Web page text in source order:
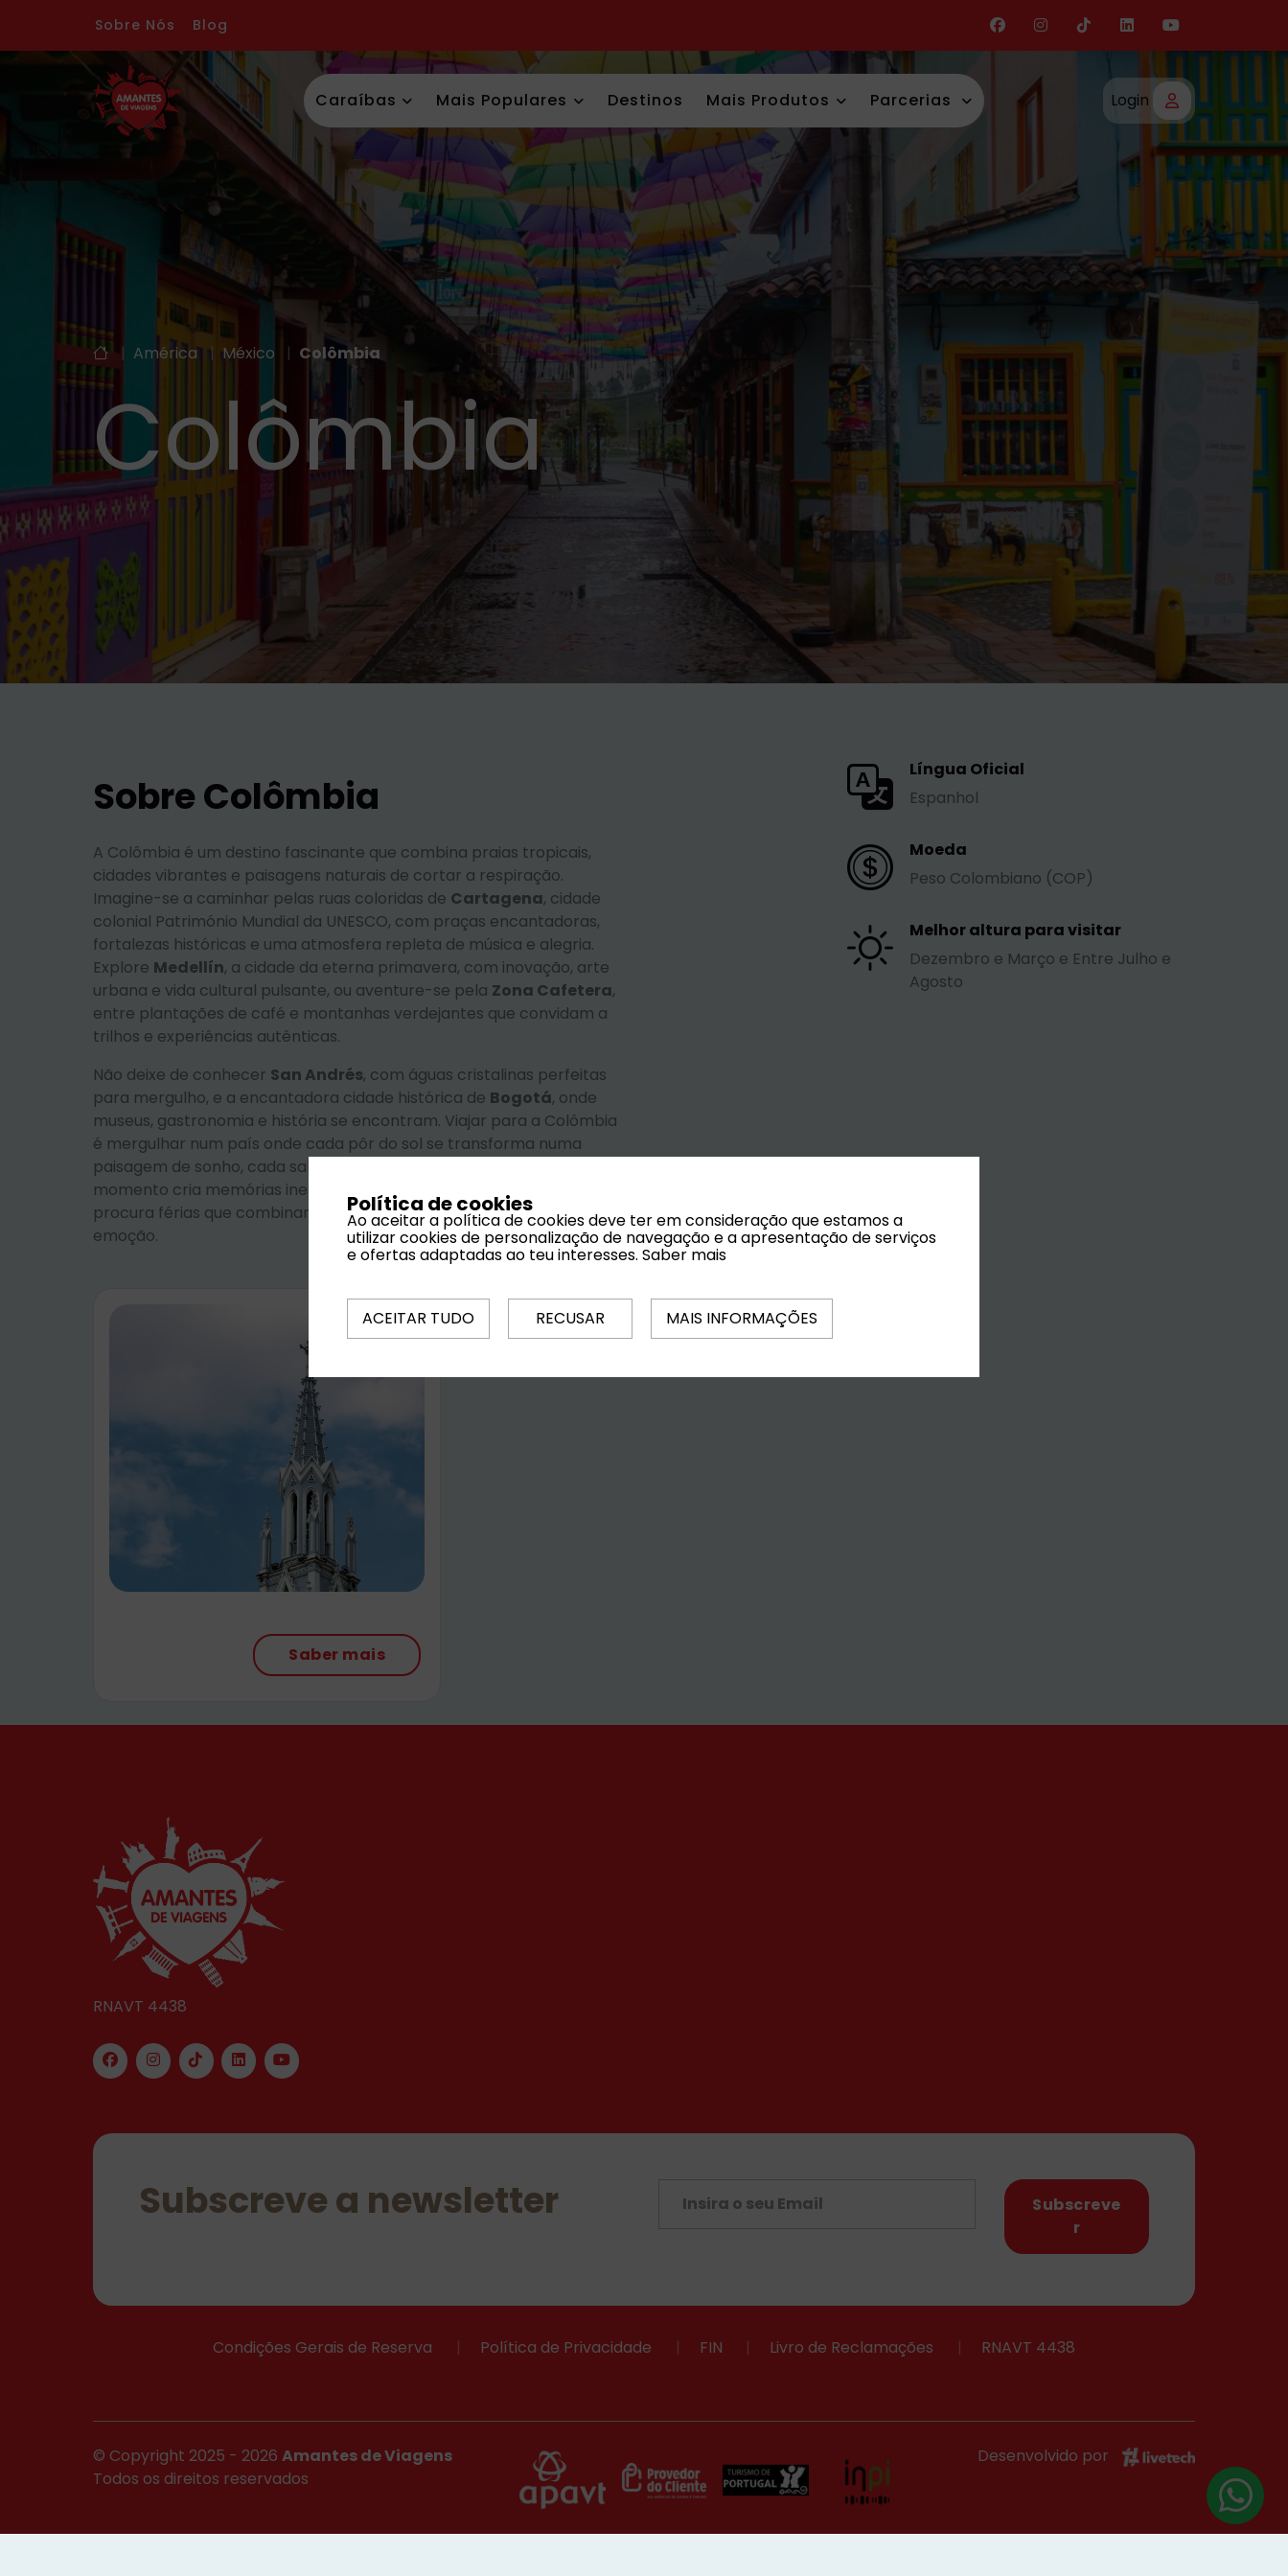
Sobre Nós Blog
Caraíbas Mais Populares Destinos Mais Produtos Parcerias Login
| América | México | Colômbia
Colômbia
Sobre Colômbia
A Colômbia é um destino fascinante que combina praias tropicais,
cidades vibrantes e paisagens naturais de cortar a respiração.
Imagine-se a caminhar pelas ruas coloridas de Cartagena, cidade
colonial Património Mundial da UNESCO, com praças encantadoras,
fortalezas históricas e uma atmosfera repleta de música e alegria.
Explore Medellín, a cidade da eterna primavera, com inovação, arte
urbana e vida cultural pulsante, ou aventure-se pela Zona Cafetera,
entre plantações de café e montanhas verdejantes que convidam a
trilhos e experiências autênticas.
Não deixe de conhecer San Andrés, com águas cristalinas perfeitas
para mergulho, e a encantadora cidade histórica de Bogotá, onde
museus, gastronomia e história se encontram. Viajar para a Colômbia
é mergulhar num país onde cada pôr do sol se transforma numa
paisagem de sonho, cada sabor desperta os sentidos e cada
momento cria memórias inesquecíveis. É o destino ideal para quem
procura férias que combinam cultura, aventura, relaxamento e
emoção.
Língua Oficial
Espanhol
Moeda
Peso Colombiano (COP)
Melhor altura para visitar
Dezembro e Março e Entre Julho e
Agosto
Saber mais
RNAVT 4438
Subscreve a newsletter
Subscreve
r
Condições Gerais de Reserva | Política de Privacidade | FIN | Livro de Reclamações | RNAVT 4438
© Copyright 2025 - 2026 Amantes de Viagens
Todos os direitos reservados
Desenvolvido por
Política de cookies
Ao aceitar a política de cookies deve ter em consideração que estamos a
utilizar cookies de personalização de navegação e a apresentação de serviços
e ofertas adaptadas ao teu interesses. Saber mais
ACEITAR TUDO RECUSAR MAIS INFORMAÇÕES